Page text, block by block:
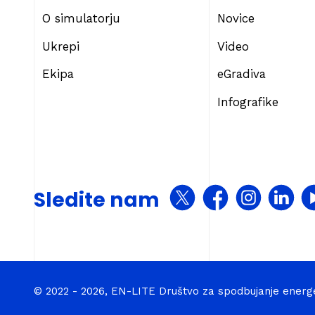
O simulatorju
Ukrepi
Ekipa
Novice
Video
eGradiva
Infografike
Sledite nam
© 2022 - 2026, EN-LITE Društvo za spodbujanje